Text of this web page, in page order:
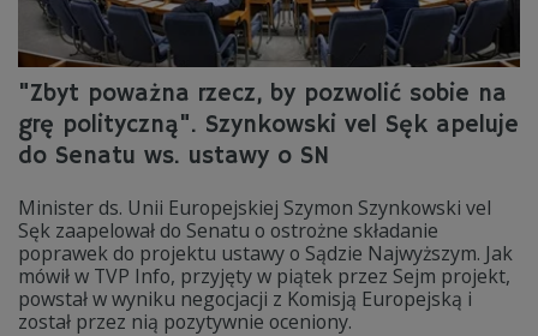
"Zbyt poważna rzecz, by pozwolić sobie na
grę polityczną". Szynkowski vel Sęk apeluje
do Senatu ws. ustawy o SN
Minister ds. Unii Europejskiej Szymon Szynkowski vel
Sęk zaapelował do Senatu o ostrożne składanie
poprawek do projektu ustawy o Sądzie Najwyższym. Jak
mówił w TVP Info, przyjęty w piątek przez Sejm projekt,
powstał w wyniku negocjacji z Komisją Europejską i
został przez nią pozytywnie oceniony.